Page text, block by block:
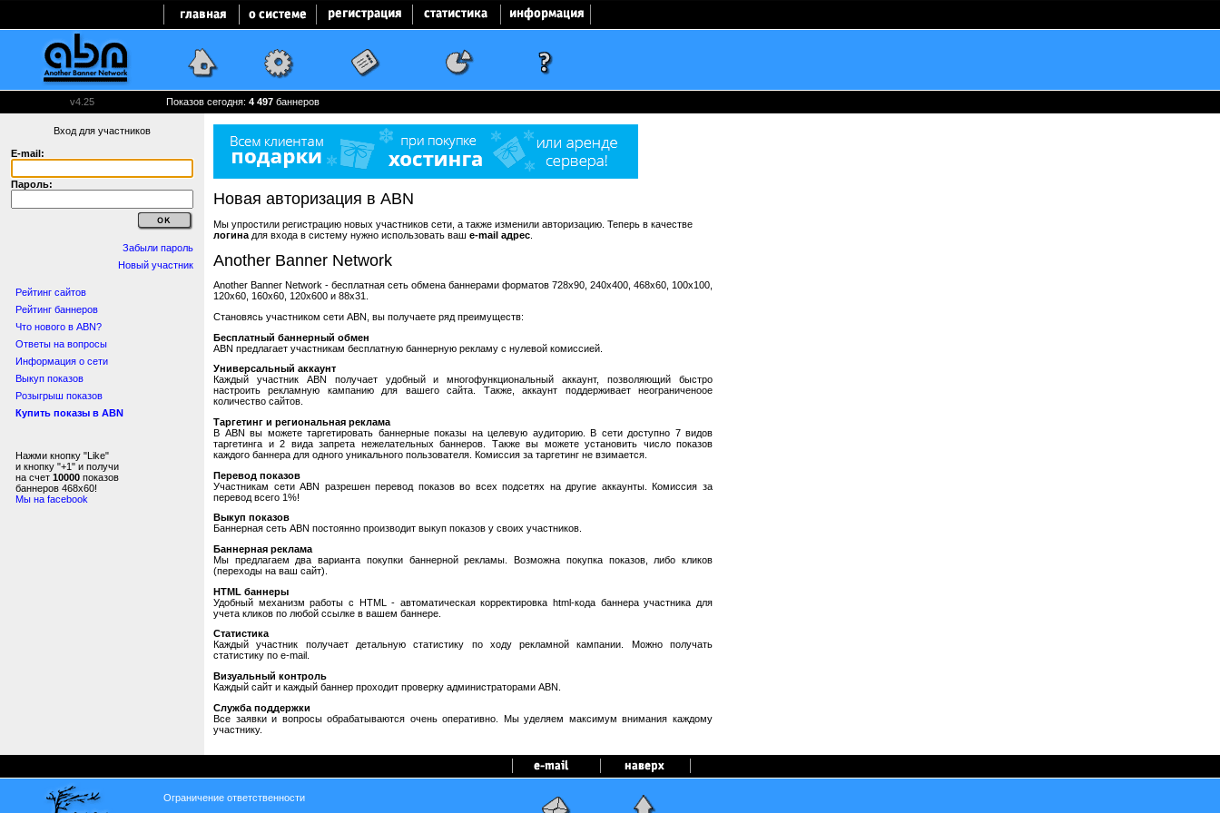
v4.25 Показов сегодня: 4 497 баннеров
Вход для участников
E-mail:
Пароль:
Забыли пароль
Новый участник
Рейтинг сайтов
Рейтинг баннеров
Что нового в ABN?
Ответы на вопросы
Информация о сети
Выкуп показов
Розыгрыш показов
Купить показы в ABN
Нажми кнопку "Like"
и кнопку "+1" и получи
на счет 10000 показов
баннеров 468x60!
Мы на facebook
Новая авторизация в ABN
Мы упростили регистрацию новых участников сети, а также изменили авторизацию. Теперь в качестве
логина для входа в систему нужно использовать ваш e-mail адрес
Another Banner Network
Another Banner Network - бесплатная сеть обмена баннерами форматов 728x90, 240x400, 468x60, 100x100,
120x60, 160x60, 120x600 и 88x31.
Становясь участником сети ABN, вы получаете ряд преимуществ:
Бесплатный баннерный обмен
ABN предлагает участникам бесплатную баннерную рекламу с нулевой комиссией.
Универсальный аккаунт
Каждый участник ABN получает удобный и многофункциональный аккаунт, позволяющий быстро
настроить рекламную кампанию для вашего сайта. Также, аккаунт поддерживает неограниченоое
количество сайтов.
Таргетинг и региональная реклама
В ABN вы можете таргетировать баннерные показы на целевую аудиторию. В сети доступно 7 видов
таргетинга и 2 вида запрета нежелательных баннеров. Также вы можете установить число показов
каждого баннера для одного уникального пользователя. Комиссия за таргетинг не взимается.
Перевод показов
Участникам сети ABN разрешен перевод показов во всех подсетях на другие аккаунты. Комиссия за
перевод всего 1%!
Выкуп показов
Баннерная сеть ABN постоянно производит выкуп показов у своих участников.
Баннерная реклама
Мы предлагаем два варианта покупки баннерной рекламы. Возможна покупка показов, либо кликов
(переходы на ваш сайт).
HTML баннеры
Удобный механизм работы с HTML - автоматическая корректировка html-кода баннера участника для
учета кликов по любой ссылке в вашем баннере.
Статистика
Каждый участник получает детальную статистику по ходу рекламной кампании. Можно получать
статистику по e-mail.
Визуальный контроль
Каждый сайт и каждый баннер проходит проверку администраторами ABN.
Служба поддержки
Все заявки и вопросы обрабатываются очень оперативно. Мы уделяем максимум внимания каждому
участнику.
Ограничение ответственности